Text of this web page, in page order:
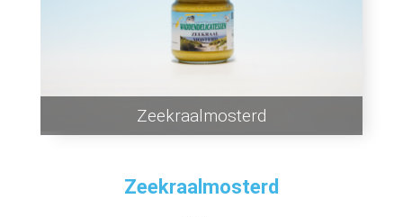
Zeekraalmosterd
Zeekraalmosterd